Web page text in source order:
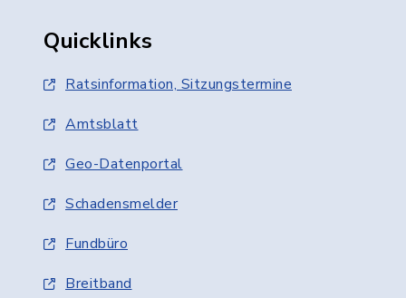
Quicklinks
Ratsinformation, Sitzungstermine
Amtsblatt
Geo-Datenportal
Schadensmelder
Fundbüro
Breitband